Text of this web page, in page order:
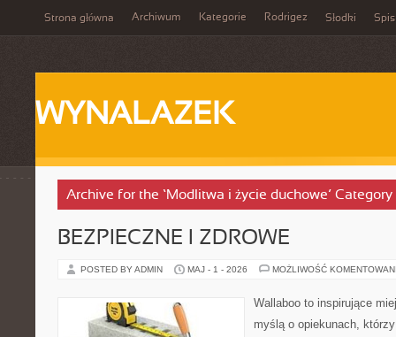
Strona główna Archiwum Kategorie Rodrigez Słodki Spis
WYNALAZEK
Archive for the ‘Modlitwa i życie duchowe’ Category
BEZPIECZNE I ZDROWE
POSTED BY ADMIN MAJ - 1 - 2026 MOŻLIWOŚĆ
Wallaboo to inspirujące
myślą o opiekunach,